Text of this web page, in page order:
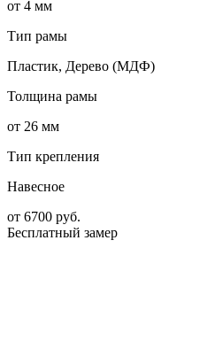
от 4 мм
Тип рамы
Пластик, Дерево (МДФ)
Толщина рамы
от 26 мм
Тип крепления
Навесное
от 6700 руб.
Бесплатный замер